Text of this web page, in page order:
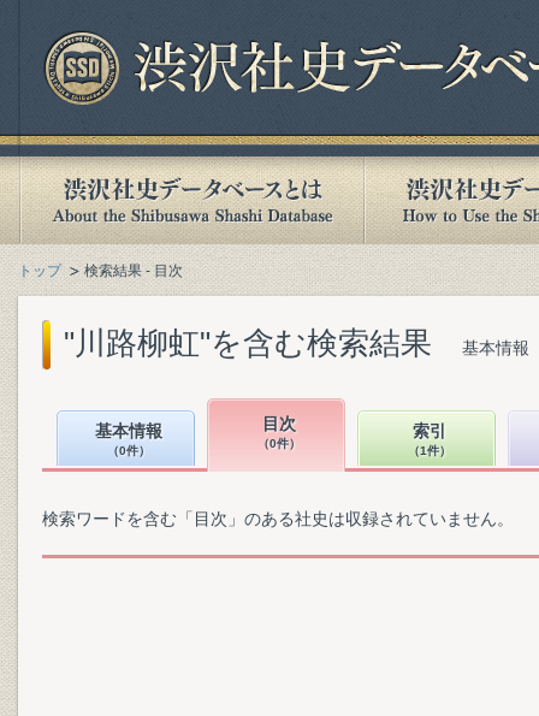
トップ 検索結果 - 目次
"川路柳虹"を含む検索結果 基本情報
基本情報
（0件）
目次
（0件）
索引
（1件）
検索ワードを含む「目次」のある社史は収録されていません。